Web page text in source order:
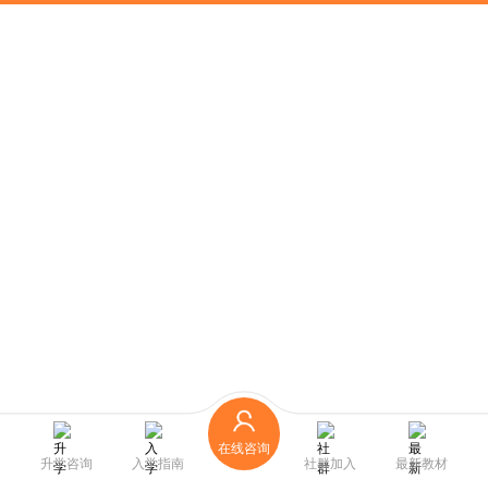
升学咨询 入学指南
在线咨询
社群加入
最新教材